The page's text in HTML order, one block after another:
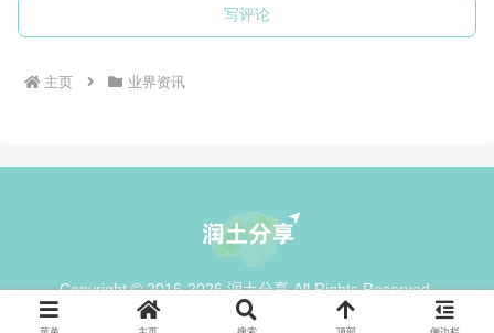
写评论
主页 业界资讯
Copyright © 2016-2026 润土分享 All Rights Reserved.